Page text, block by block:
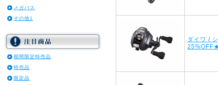
メガバス
その他1
期間限定特売品
特売品
限定品
ダイワ /